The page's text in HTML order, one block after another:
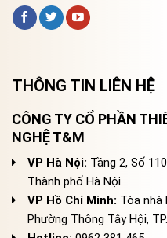
THÔNG TIN LIÊN HỆ
CÔNG TY CỔ PHẦN
NGHỆ T&M
VP Hà Nội: Tầng 2, Số
Thành phố Hà Nội
VP Hồ Chí Minh: Tòa nhà
Phường Thông Tây Hội,